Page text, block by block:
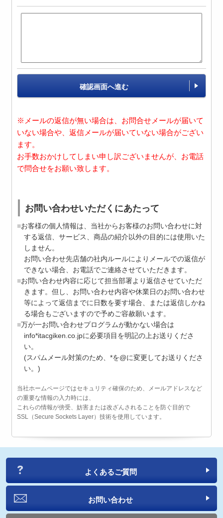
確認画面へ進む
※メールの返信が無い場合は、お問合せメールが届いて
いない場合や、返信メールが届いていない場合がござい
ます。
お手数おかけしてしまい申し訳ございませんが、お電話
で問合せをお願い致します。
お問い合わせいただくにあたって
お客様の個人情報は、当社からお客様のお問い合わせに対
する返信、サービス、商品の紹介以外の目的には使用いた
しません。
お問い合わせ先店舗の社内ルールによりメールでの返信が
できない場合、お電話でご連絡させていただきます。
お問い合わせ内容に応じて担当部署より返信させていただ
きます。但し、お問い合わせ内容や休業日のお問い合わせ
等によって返信までに日数を要す場合、または返信しかね
る場合もございますので予めご容赦願います。
万が一お問い合わせプログラムが動かない場合は
info*itacgiken.co.jpに必要項目を明記の上お送りくださ
い。
(スパムメール対策のため、*を@に変更してお送りくださ
い。)
当社ホームページではセキュリティ確保のため、メールアドレスなど
の重要な情報の入力時には、
これらの情報が傍受、妨害または改ざんされることを防ぐ目的で
SSL（Secure Sockets Layer）技術を使用しています。
よくあるご質問
お問い合わせ